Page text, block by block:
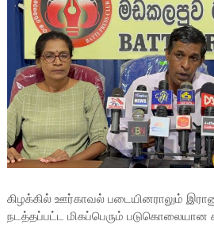
கிழக்கில் ஊர்காவல்படையினராலும்
நடத்தப்பட்ட மிகப்பெரும்